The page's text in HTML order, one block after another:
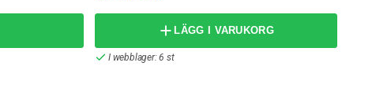
LÄGG I VARUKORG
I webblager: 6 st